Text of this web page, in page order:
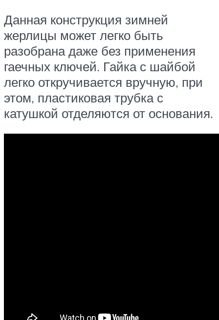
Данная конструкция зимней
жерлицы может легко быть
разобрана даже без применения
гаечных ключей. Гайка с шайбой
легко откручивается вручную, при
этом, пластиковая трубка с
катушкой отделяются от основания.